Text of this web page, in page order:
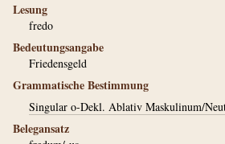
Lesung
fredo
Bedeutungsangabe
Friedensgeld
Grammatische Bestimmung
Singular o-Dekl. Ablativ Maskulinum/
Belegansatz